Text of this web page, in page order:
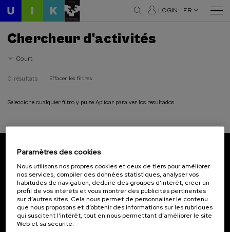
LOGIN FR
Chercheur d'activités
Court
0 résultats Effacer les filtres
Seleccione cualquier filtro y pulse Aplicar para ver los resultados
Inscrivez-vous pour être le premier à recevoir les
actualités de l'UIK.
S'abonner
Paramètres des cookies
Nous utilisons nos propres cookies et ceux de tiers pour améliorer
nos services, compiler des données statistiques, analyser vos
habitudes de navigation, déduire des groupes d’intérêt, créer un
profil de vos intérêts et vous montrer des publicités pertinentes
sur d’autres sites. Cela nous permet de personnaliser le contenu
que nous proposons et d’obtenir des informations sur les rubriques
qui suscitent l’intérêt, tout en nous permettant d’améliorer le site
Web et sa sécurité.